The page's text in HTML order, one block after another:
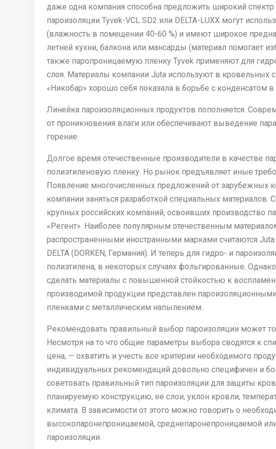
даже одна компания способна предложить широкий спектр
пароизоляции Tyvek-VCL SD2 или DELTA-LUXX могут
(влажность в помещении 40-60 %) и имеют широкое
летней кухни, балкона или мансарды (материал помогает
также паропроницаемую пленку Tyvek применяют для
слоя. Материалы компании Juta используют в кровельных
«Никобар» хорошо себя показала в борьбе с конденсатом
Линейка пароизоляционных продуктов пополняется.
от проникновения влаги или обеспечивают выведение
горение.
Долгое время отечественные производители в качестве
полиэтиленовую пленку. Но рынок предъявляет иные
Появление многочисленных предложений от зарубежных
компании заняться разработкой специальных материалов.
крупных российских компаний, освоивших производство
«Регент». Наиболее популярным отечественным
распространенными иностранными марками считаются
DELTA (DORKEN, Германия). И теперь для гидро- и
полиэтилена, в некоторых случаях фольгированные.
сделать материалы с повышенной стойкостью к
производимой продукции представлен
пленками с металлическим напылением.
Рекомендовать правильный выбор пароизоляции может
Несмотря на то что общие параметры выбора сводятся к
цена, — охватить и учесть все критерии необходимого
индивидуальных рекомендаций довольно специфичен и
советовать правильный тип пароизоляции для защиты
планируемую конструкцию, ее слои, уклон кровли,
климата. В зависимости от этого можно говорить о
высокопаронепроницаемой, среднепаронепроницаемой
пароизоляции.